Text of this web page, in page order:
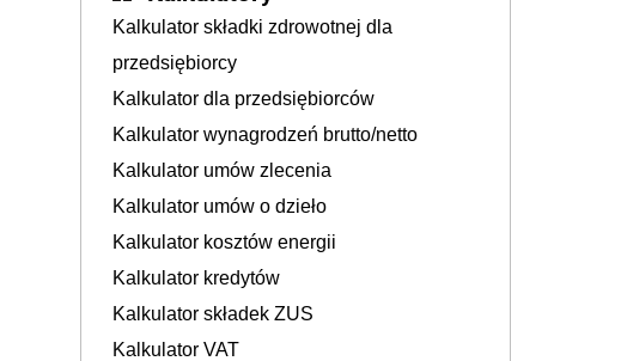
Kalkulator składki zdrowotnej dla
przedsiębiorcy
Kalkulator dla przedsiębiorców
Kalkulator wynagrodzeń brutto/netto
Kalkulator umów zlecenia
Kalkulator umów o dzieło
Kalkulator kosztów energii
Kalkulator kredytów
Kalkulator składek ZUS
Kalkulator VAT